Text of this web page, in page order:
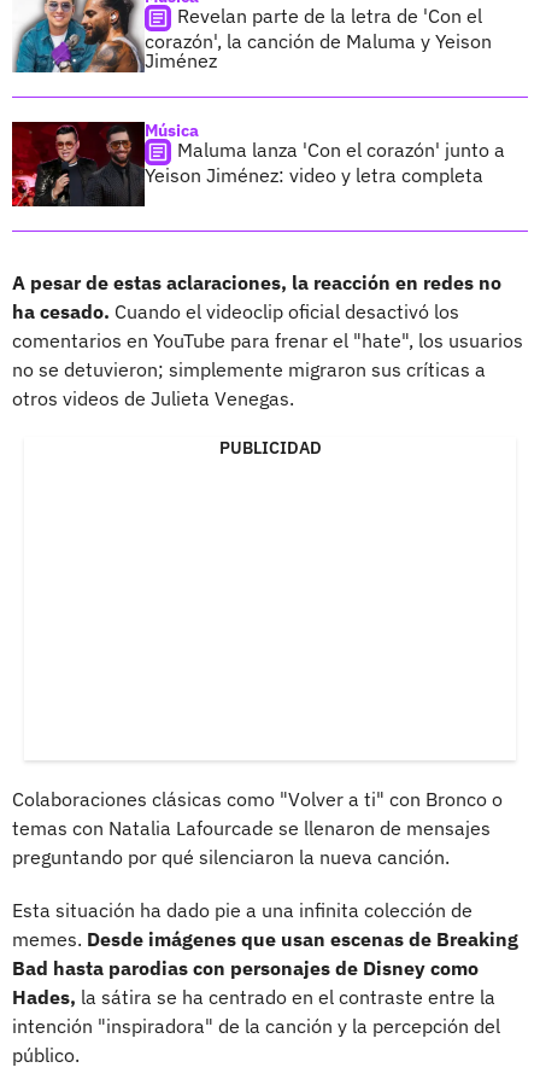
Revelan parte de la letra de 'Con el
corazón', la canción de Maluma y Yeison
Jiménez
Música
Maluma lanza 'Con el corazón' junto a
Yeison Jiménez: video y letra completa
A pesar de estas aclaraciones, la reacción en redes no
ha cesado. Cuando el videoclip oficial desactivó los
comentarios en YouTube para frenar el "hate", los usuarios
no se detuvieron; simplemente migraron sus críticas a
otros videos de Julieta Venegas.
PUBLICIDAD
Colaboraciones clásicas como "Volver a ti" con Bronco o
temas con Natalia Lafourcade se llenaron de mensajes
preguntando por qué silenciaron la nueva canción.
Esta situación ha dado pie a una infinita colección de
memes. Desde imágenes que usan escenas de Breaking
Bad hasta parodias con personajes de Disney como
Hades, la sátira se ha centrado en el contraste entre la
intención "inspiradora" de la canción y la percepción del
público.